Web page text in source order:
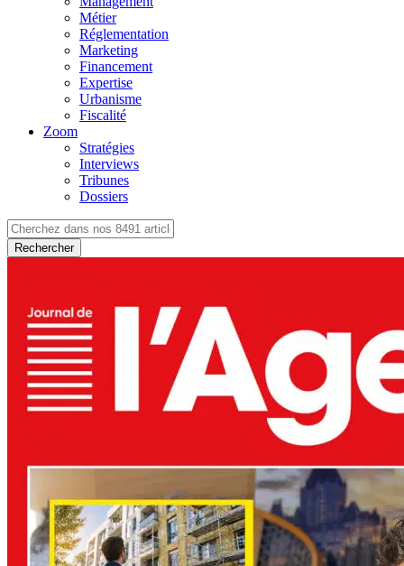
Métier
Réglementation
Marketing
Financement
Expertise
Urbanisme
Fiscalité
Zoom
Stratégies
Interviews
Tribunes
Dossiers
Rechercher